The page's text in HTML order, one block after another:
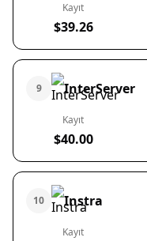
Kayıt
$39.26
9 InterServer
Kayıt
$40.00
10 Instra
Kayıt